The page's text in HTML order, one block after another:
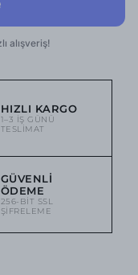
HIZLI KARGO
1–3 IŞ GÜNÜ
TESLIMAT
GÜVENLI
ÖDEME
256-BIT SSL
ŞIFRELEME